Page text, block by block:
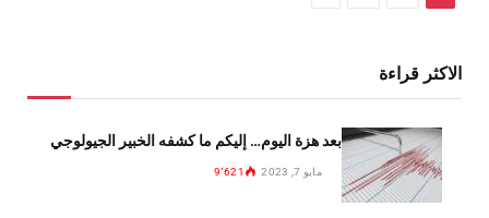
الاكثر قراءة
بعد هزة اليوم… إليكم ما كشفه الخبير الجيولوجي
مايو 7, 2023 9٬621